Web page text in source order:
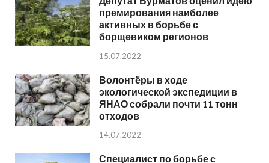
премирования наиболее
активных в борьбе с
борщевиком регионов
15.07.2022
Волонтёры в ходе
экологической экспедиции в
ЯНАО собрали почти 11 тонн
отходов
14.07.2022
Специалист по борьбе с